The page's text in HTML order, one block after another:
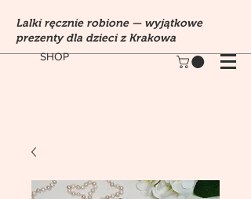
SHOP
Lalki ręcznie robione — wyjątkowe
prezenty dla dzieci z Krakowa